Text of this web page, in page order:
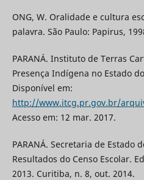
ONG, W. Oralidade e cultura
palavra. São Paulo: Papirus,
PARANÁ. Instituto de Terras
Presença Indígena no Estado
Disponível em:
http://www.itcg.pr.gov.br/
Acesso em: 12 mar. 2017.
PARANÁ. Secretaria de Estado
Resultados do Censo Escolar.
2013. Curitiba, n. 8, out. 2014.